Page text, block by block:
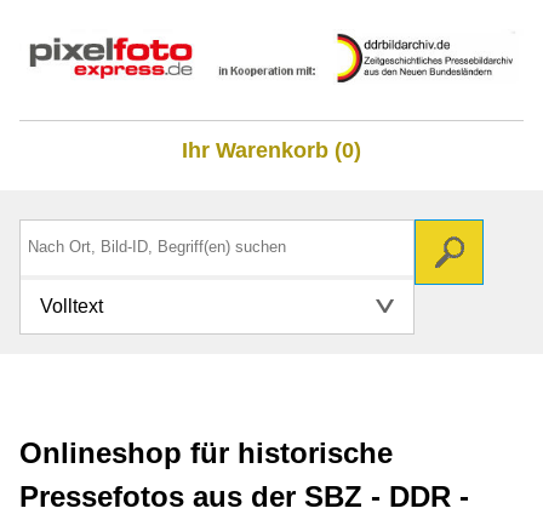
Ihr Warenkorb (0)
Volltext
Onlineshop für historische
Pressefotos aus der SBZ - DDR -